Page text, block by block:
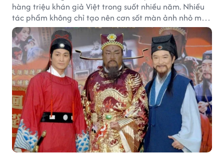
hàng triệu khán giả Việt trong suốt nhiều năm. Nhiều
tác phẩm không chỉ tạo nên cơn sốt màn ảnh nhỏ mà
còn trở thành ký ức khó quên của cả một thế hệ.